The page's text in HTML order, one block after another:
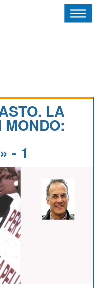
LA
MONDO:
- 1